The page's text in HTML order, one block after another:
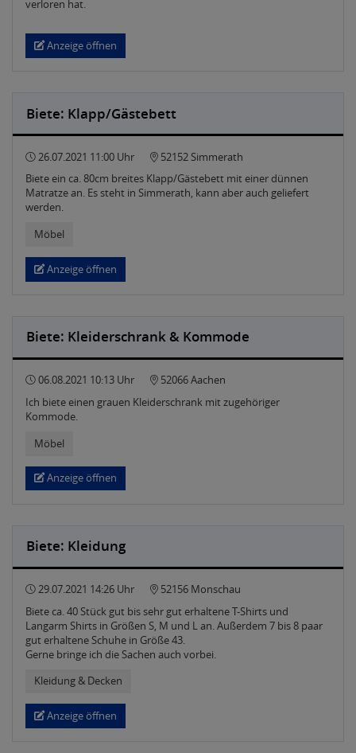
verloren hat.
Anzeige öffnen
Biete: Klapp/Gästebett
26.07.2021 11:00 Uhr
52152 Simmerath
Biete ein ca. 80cm breites Klapp/Gästebett mit einer dünnen
Matratze an. Es steht in Simmerath, kann aber auch geliefert
werden.
Möbel
Anzeige öffnen
Biete: Kleiderschrank & Kommode
06.08.2021 10:13 Uhr
52066 Aachen
Ich biete einen grauen Kleiderschrank mit zugehöriger
Kommode.
Möbel
Anzeige öffnen
Biete: Kleidung
29.07.2021 14:26 Uhr
52156 Monschau
Biete ca. 40 Stück gut bis sehr gut erhaltene T-Shirts und
Langarm Shirts in Größen S, M und L an. Außerdem 7 bis 8 paar
gut erhaltene Schuhe in Größe 43.
Gerne bringe ich die Sachen auch vorbei.
Kleidung & Decken
Anzeige öffnen